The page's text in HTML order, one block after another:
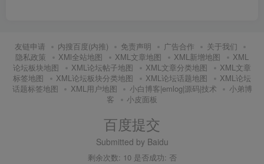
友链申请 内搜百度(内推) 免责声明 广告合作
关于我们
隐私政策
XMl全站地图 XML文章地图 XML新增地图
XML
论坛板块地图
XML论坛帖子地图 XML文章分类地图
XML文章
标签地图
XML论坛板块分类地图 XML论坛话题地图
XML论坛
话题标签地图
XML用户地图 小白博客|emlog|源码|技术
小弟博
客
小皮面板
百度提交
Submitted by Baidu
剩余次数: 10 是否成功: 否